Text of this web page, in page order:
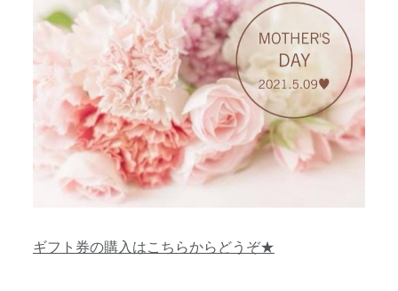
ギフト券の購入はこちらからどうぞ★